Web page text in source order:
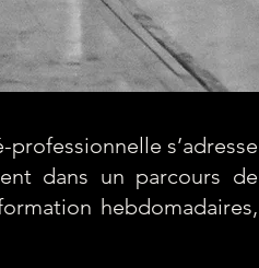
s’adresse
dans un parcours de
hebdomadaires,